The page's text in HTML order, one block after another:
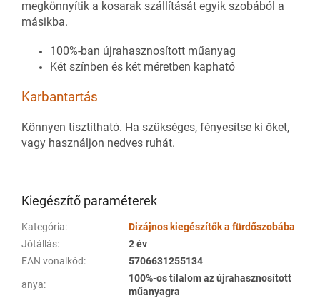
megkönnyítik a kosarak szállítását egyik szobából a
másikba.
100%-ban újrahasznosított műanyag
Két színben és két méretben kapható
Karbantartás
Könnyen tisztítható. Ha szükséges, fényesítse ki őket,
vagy használjon nedves ruhát.
Kiegészítő paraméterek
Kategória:
Dizájnos kiegészítők a fürdőszobába
Jótállás:
2 év
EAN vonalkód: 5706631255134
anya:
100%-os tilalom az újrahasznosított
műanyagra